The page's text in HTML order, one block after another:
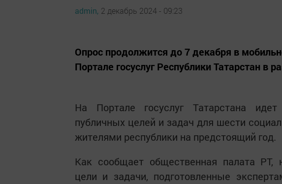
admin, 2 декабрь 2024 - 09:23
Опрос продолжится до 7 декабря в
Портале госуслуг Республики Татарстан в
На Портале госуслуг Татарстана
публичных целей и задач для шести
жителями республики на предстоящий год.
Как сообщает общественная палата РТ,
цели и задачи, подготовленные